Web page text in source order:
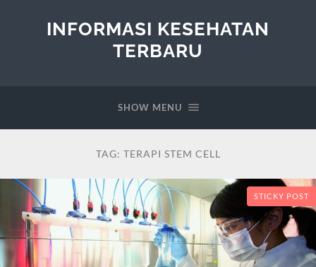
INFORMASI KESEHATAN
TERBARU
SHOW MENU
TAG: TERAPI STEM CELL
STICKY POST